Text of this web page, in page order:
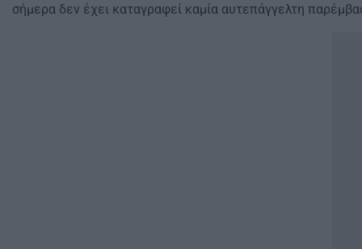
σήμερα δεν έχει καταγραφεί καμία αυτεπάγγελτη